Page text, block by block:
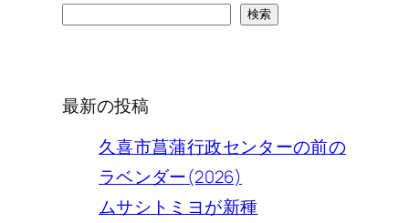
検索
最新の投稿
久喜市菖蒲行政センターの前の
ラベンダー(2026)
ムサシトミヨが新種